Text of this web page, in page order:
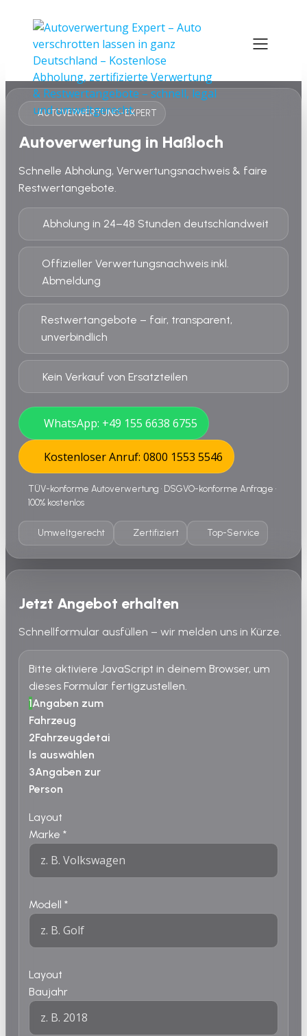
AUTOVERWERTUNG-EXPERT
Autoverwertung in Haßloch
Schnelle Abholung, Verwertungsnachweis & faire
Restwertangebote.
Abholung in 24–48 Stunden deutschlandweit
Offizieller Verwertungsnachweis inkl.
Abmeldung
Restwertangebote – fair, transparent,
unverbindlich
Kein Verkauf von Ersatzteilen
WhatsApp: +49 155 6638 6755
Kostenloser Anruf: 0800 1553 5546
TÜV-konforme Autoverwertung • DSGVO-konforme Anfrage •
100% kostenlos
Umweltgerecht Zertifiziert Top-Service
Jetzt Angebot erhalten
Schnellformular ausfüllen – wir melden uns in Kürze.
Bitte aktiviere JavaScript in deinem Browser, um
dieses Formular fertigzustellen.
1Angaben zum
Fahrzeug
2Fahrzeugdetai
ls auswählen
3Angaben zur
Person
Layout
Marke *
Modell *
Layout
Baujahr